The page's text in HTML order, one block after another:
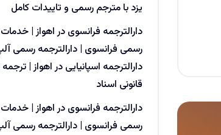
یزد با مترجم رسمی و تاییدات کامل
دارالترجمه فرانسوی در اهواز |
رسمی فرانسوی | دارالترجمه رسمی
دارالترجمه اسپانیایی در اهواز |
قانونی اسناد
دارالترجمه فرانسوی در اهواز |
رسمی فرانسوی | دارالترجمه رسمی